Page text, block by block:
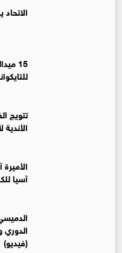
15
تتويج
آسيا
(فيديو)